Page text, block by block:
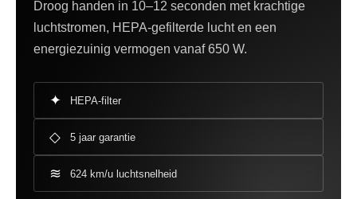
Droog handen in 10–12 seconden met krachtige
luchtstromen, HEPA-gefilterde lucht en een
energiezuinig vermogen vanaf 650 W.
✦ HEPA-filter
◇ 5 jaar garantie
≋ 624 km/u luchtsnelheid